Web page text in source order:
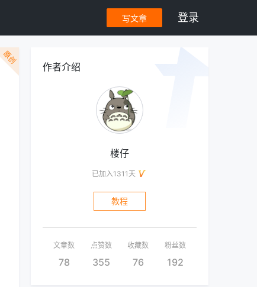
写文章 登录
原创
作者介绍
楼仔
已加入1311天
教程
文章数
78
点赞数
355
收藏数
76
粉丝数
192